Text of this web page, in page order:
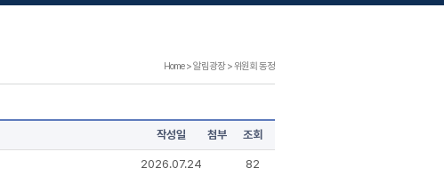
Home>알림광장>위원회 동정
작성일 첨부 조회
2026.07.24 82